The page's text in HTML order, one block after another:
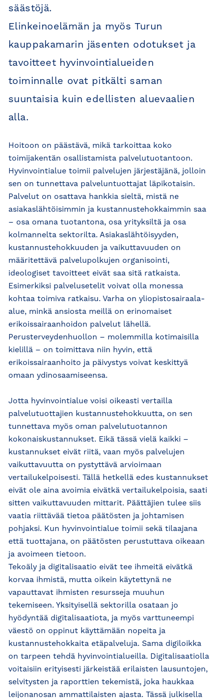
säästöjä.
Elinkeinoelämän ja myös Turun
kauppakamarin jäsenten odotukset ja
tavoitteet hyvinvointialueiden
toiminnalle ovat pitkälti saman
suuntaisia kuin edellisten aluevaalien
alla.
Hoitoon on päästävä, mikä tarkoittaa koko
toimijakentän osallistamista palvelutuotantoon.
Hyvinvointialue toimii palvelujen järjestäjänä, jolloin
sen on tunnettava palveluntuottajat läpikotaisin.
Palvelut on osattava hankkia sieltä, mistä ne
asiakaslähtöisimmin ja kustannustehokkaimmin saa
– osa omana tuotantona, osa yrityksiltä ja osa
kolmannelta sektorilta. Asiakaslähtöisyyden,
kustannustehokkuuden ja vaikuttavuuden on
määritettävä palvelupolkujen organisointi,
ideologiset tavoitteet eivät saa sitä ratkaista.
Esimerkiksi palvelusetelit voivat olla monessa
kohtaa toimiva ratkaisu. Varha on yliopistosairaala-
alue, minkä ansiosta meillä on erinomaiset
erikoissairaanhoidon palvelut lähellä.
Perusterveydenhuollon – molemmilla kotimaisilla
kielillä – on toimittava niin hyvin, että
erikoissairaanhoito ja päivystys voivat keskittyä
omaan ydinosaamiseensa.
Jotta hyvinvointialue voisi oikeasti vertailla
palvelutuottajien kustannustehokkuutta, on sen
tunnettava myös oman palvelutuotannon
kokonaiskustannukset. Eikä tässä vielä kaikki –
kustannukset eivät riitä, vaan myös palvelujen
vaikuttavuutta on pystyttävä arvioimaan
vertailukelpoisesti. Tällä hetkellä edes kustannukset
eivät ole aina avoimia eivätkä vertailukelpoisia, saati
sitten vaikuttavuuden mittarit. Päättäjien tulee siis
vaatia riittävää tietoa päätösten ja johtamisen
pohjaksi. Kun hyvinvointialue toimii sekä tilaajana
että tuottajana, on päätösten perustuttava oikeaan
ja avoimeen tietoon.
Tekoäly ja digitalisaatio eivät tee ihmeitä eivätkä
korvaa ihmistä, mutta oikein käytettynä ne
vapauttavat ihmisten resursseja muuhun
tekemiseen. Yksityisellä sektorilla osataan jo
hyödyntää digitalisaatiota, ja myös varttuneempi
väestö on oppinut käyttämään nopeita ja
kustannustehokkaita etäpalveluja. Sama digiloikka
on tarpeen tehdä hyvinvointialueilla. Digitalisaatiolla
voitaisiin erityisesti järkeistää erilaisten lausuntojen,
selvitysten ja raporttien tekemistä, joka haukkaa
leijonanosan ammattilaisten ajasta. Tässä julkisella